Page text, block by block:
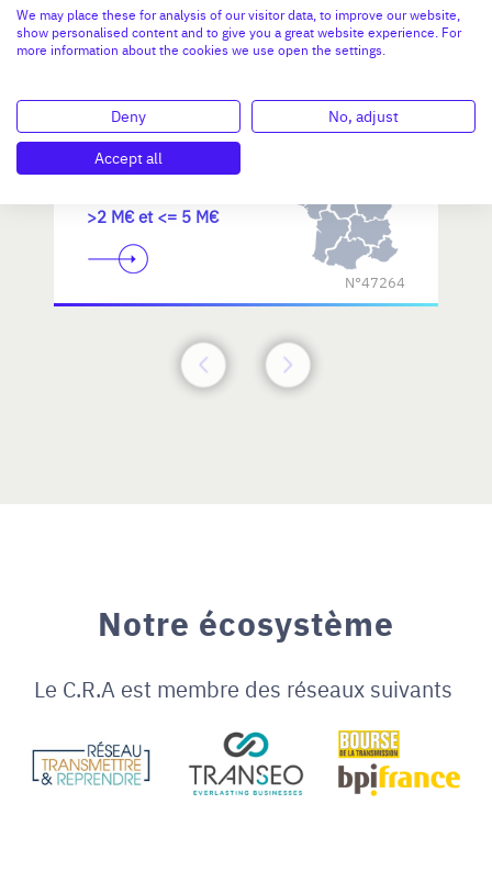
d'excellence
>2 M€ et <= 5 M€
N°47264
Notre écosystème
Le C.R.A est membre des réseaux suivants
We may place these for analysis of our visitor data, to improve our website,
show personalised content and to give you a great website experience. For
more information about the cookies we use open the settings.
Deny
No, adjust
Accept all